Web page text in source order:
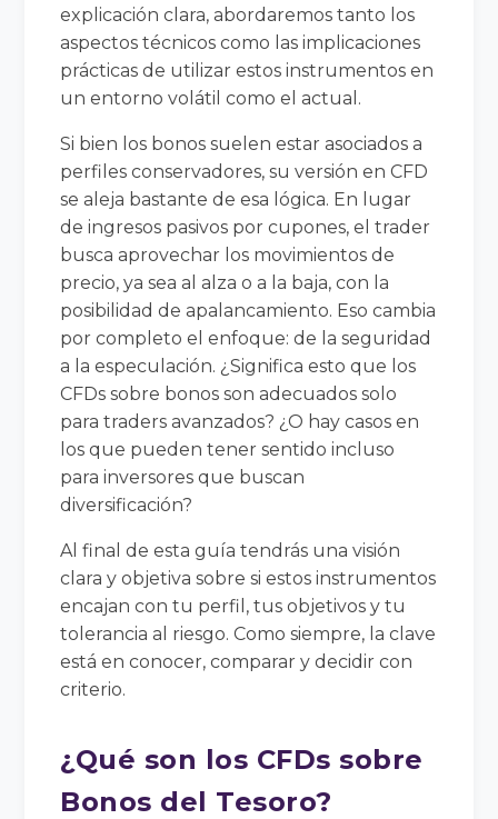
explicación clara, abordaremos tanto los
aspectos técnicos como las implicaciones
prácticas de utilizar estos instrumentos en
un entorno volátil como el actual.
Si bien los bonos suelen estar asociados a
perfiles conservadores, su versión en CFD
se aleja bastante de esa lógica. En lugar
de ingresos pasivos por cupones, el trader
busca aprovechar los movimientos de
precio, ya sea al alza o a la baja, con la
posibilidad de apalancamiento. Eso cambia
por completo el enfoque: de la seguridad
a la especulación. ¿Significa esto que los
CFDs sobre bonos son adecuados solo
para traders avanzados? ¿O hay casos en
los que pueden tener sentido incluso
para inversores que buscan
diversificación?
Al final de esta guía tendrás una visión
clara y objetiva sobre si estos instrumentos
encajan con tu perfil, tus objetivos y tu
tolerancia al riesgo. Como siempre, la clave
está en conocer, comparar y decidir con
criterio.
¿Qué son los CFDs sobre
Bonos del Tesoro?